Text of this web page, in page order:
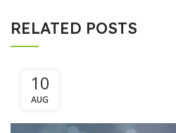
RELATED POSTS
10
AUG